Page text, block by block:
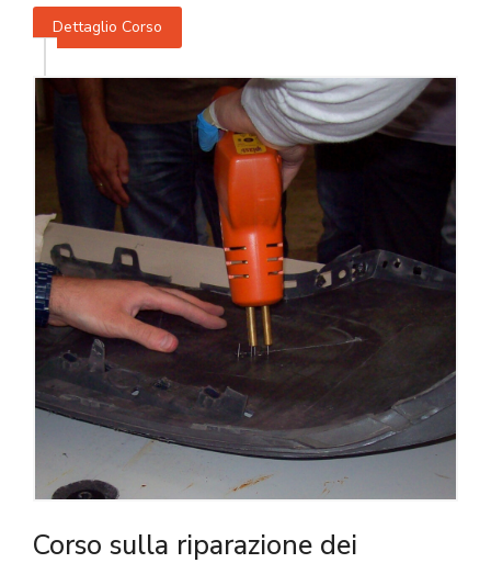
Dettaglio Corso
Corso sulla riparazione dei